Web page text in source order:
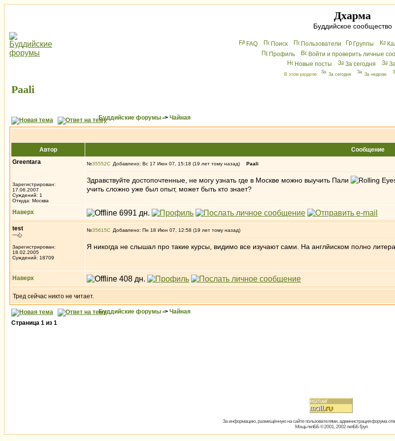
Дхарма
Буддийское сообщество
FAQ Поиск Пользователи Группы
Профиль
Войти и проверить личные
Новые посты
За сегодня
В этом разделе: За сегодня За неделю
Paali
Буддийские форумы -> Чайная
Автор
Сообщение
Greentara
Зарегистрирован:
17.06.2007
Суждений: 1
Откуда: Москва
№35552 Добавлено: Вс 17 Июн 07, 15:18 (19 лет тому назад) Paali
Здравствуйте достопочтенные, не могу узнать где в Москве можно выучить Пали
учить сложно уже был опыт, может быть кто знает?
Наверх
test
一心
Зарегистрирован:
18.02.2005
Суждений: 18709
№35615 Добавлено: Пн 18 Июн 07, 12:58 (19 лет тому назад)
Я никогда не слышал про такие курсы, видимо все изучают сами. На англйиском полно
Наверх
Тред сейчас никто не читает.
Буддийские форумы -> Чайная
Страница 1 из 1
За информацию, размещённую на сайте пользователями, администрация форума
Мощь пхпББ © 2001, 2002 пхпББ Груп